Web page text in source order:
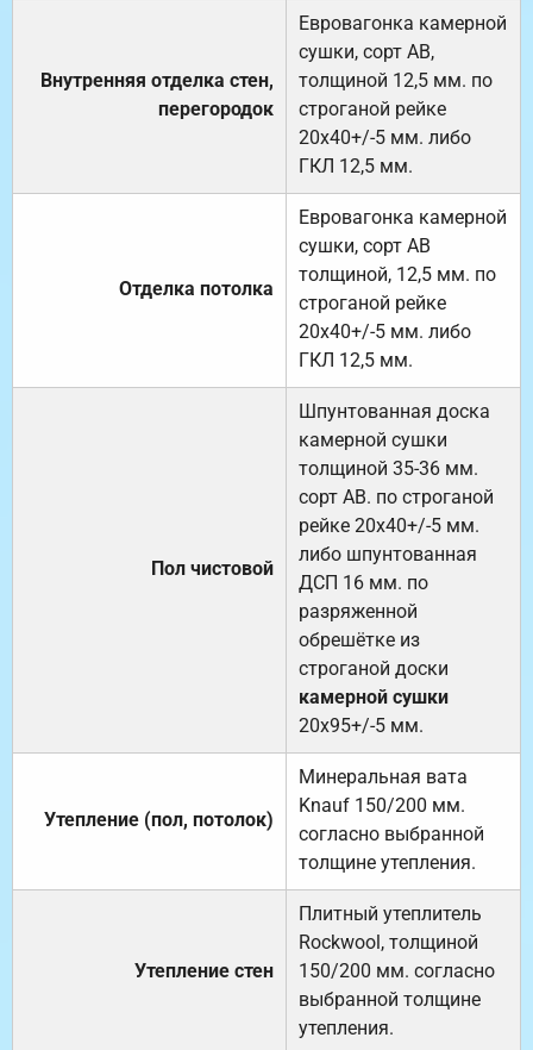
Внутренняя отделка стен,
перегородок
Евровагонка камерной
сушки, сорт АВ,
толщиной 12,5 мм. по
строганой рейке
20х40+/-5 мм. либо
ГКЛ 12,5 мм.
Отделка потолка
Евровагонка камерной
сушки, сорт АВ
толщиной, 12,5 мм. по
строганой рейке
20х40+/-5 мм. либо
ГКЛ 12,5 мм.
Пол чистовой
Шпунтованная доска
камерной сушки
толщиной 35-36 мм.
сорт АВ. по строганой
рейке 20х40+/-5 мм.
либо шпунтованная
ДСП 16 мм. по
разряженной
обрешётке из
строганой доски
камерной сушки
20х95+/-5 мм.
Утепление (пол, потолок)
Минеральная вата
Knauf 150/200 мм.
согласно выбранной
толщине утепления.
Утепление стен
Плитный утеплитель
Rockwool, толщиной
150/200 мм. согласно
выбранной толщине
утепления.